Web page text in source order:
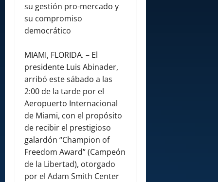
su gestión pro-mercado y
su compromiso
democrático
MIAMI, FLORIDA. – El
presidente Luis Abinader,
arribó este sábado a las
2:00 de la tarde por el
Aeropuerto Internacional
de Miami, con el propósito
de recibir el prestigioso
galardón “Champion of
Freedom Award” (Campeón
de la Libertad), otorgado
por el Adam Smith Center